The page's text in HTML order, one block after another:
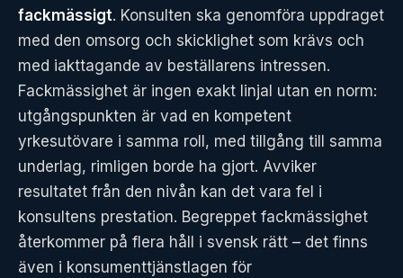
fackmässigt. Konsulten ska genomföra uppdraget
med den omsorg och skicklighet som krävs och
med iakttagande av beställarens intressen.
Fackmässighet är ingen exakt linjal utan en norm:
utgångspunkten är vad en kompetent
yrkesutövare i samma roll, med tillgång till samma
underlag, rimligen borde ha gjort. Avviker
resultatet från den nivån kan det vara fel i
konsultens prestation. Begreppet fackmässighet
återkommer på flera håll i svensk rätt – det finns
även i konsumenttjänstlagen för